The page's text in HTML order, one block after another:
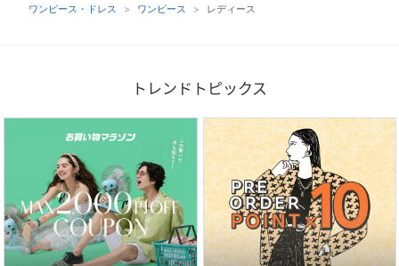
ワンピース・ドレス
ワンピース レディース
トレンドトピックス